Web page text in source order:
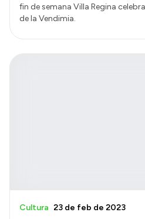
fin de semana Villa Regina
de la Vendimia.
Cultura 23 de feb de 2023